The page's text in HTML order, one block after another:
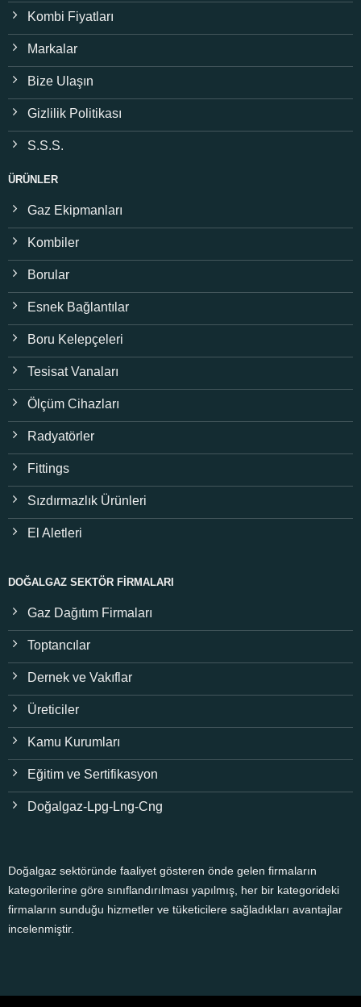
Kombi Fiyatları
Markalar
Bize Ulaşın
Gizlilik Politikası
S.S.S.
ÜRÜNLER
Gaz Ekipmanları
Kombiler
Borular
Esnek Bağlantılar
Boru Kelepçeleri
Tesisat Vanaları
Ölçüm Cihazları
Radyatörler
Fittings
Sızdırmazlık Ürünleri
El Aletleri
DOĞALGAZ SEKTÖR FIRMALARI
Gaz Dağıtım Firmaları
Toptancılar
Dernek ve Vakıflar
Üreticiler
Kamu Kurumları
Eğitim ve Sertifikasyon
Doğalgaz-Lpg-Lng-Cng
Doğalgaz sektöründe faaliyet gösteren önde gelen firmaların
kategorilerine göre sınıflandırılması yapılmış, her bir kategorideki
firmaların sunduğu hizmetler ve tüketicilere sağladıkları avantajlar
incelenmiştir.